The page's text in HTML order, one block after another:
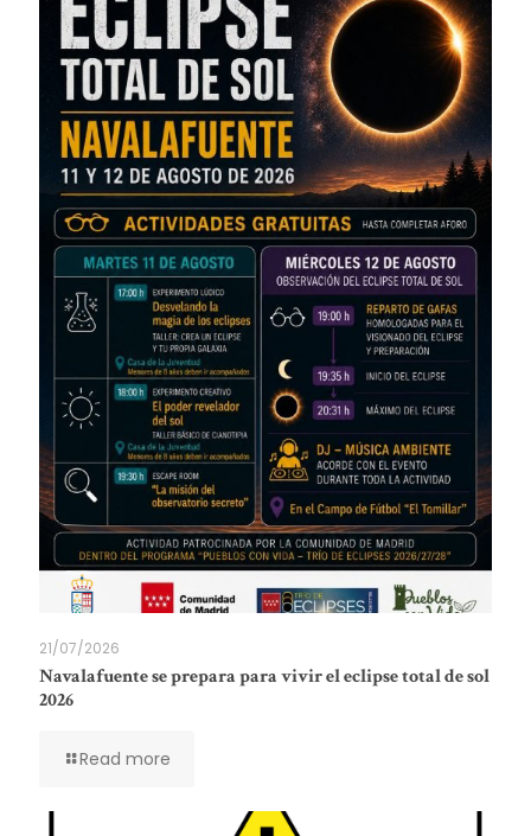
21/07/2026
Navalafuente se prepara para vivir el eclipse total de sol
2026
Read more